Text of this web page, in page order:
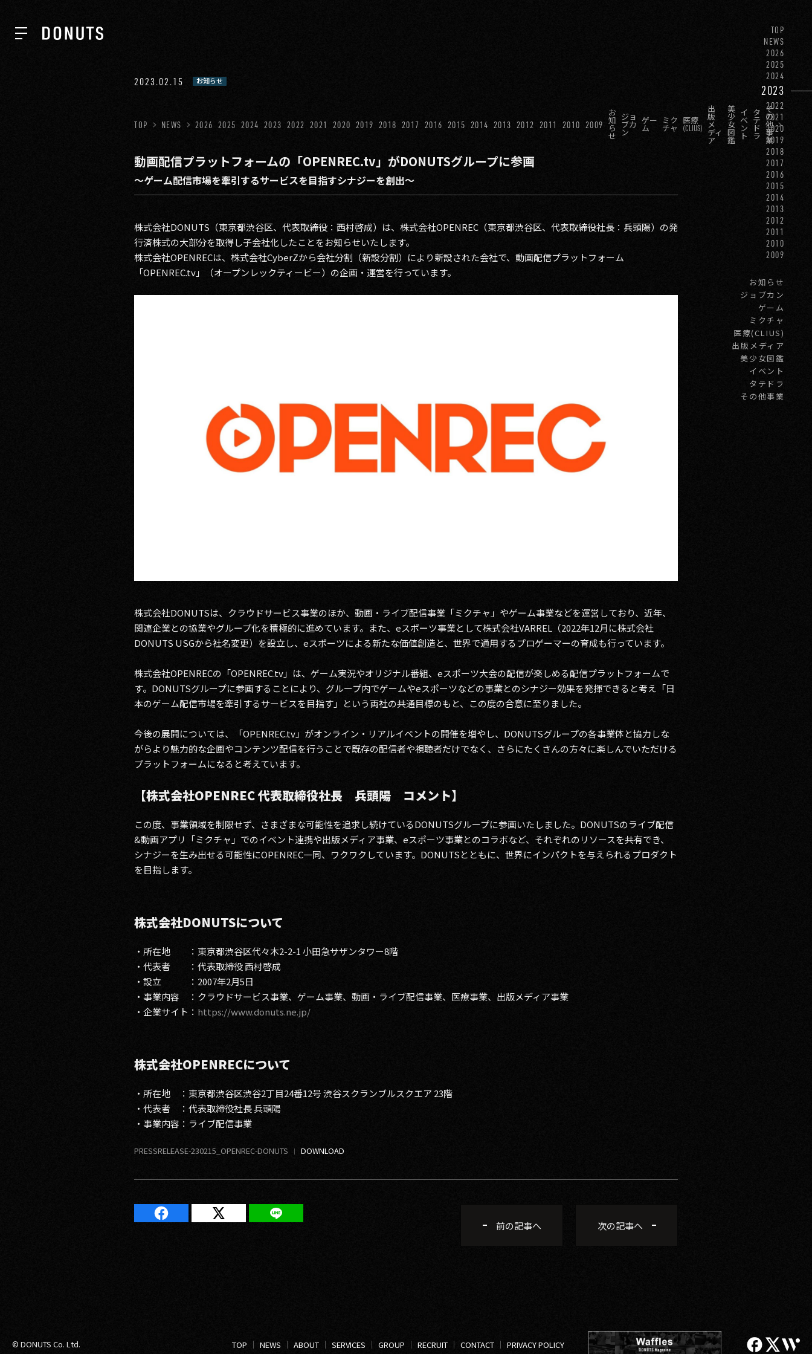
ABOUT
SERVICES
GROUP
RECRUIT
TOP
NEWS
2026
2025
2024
2023
2022
2021
2020
2019
2018
2017
2016
2015
2014
2013
2012
2011
2010
2009
お知らせ
ジョブカン
ゲーム
ミクチャ
医療(CLIUS)
出版メディア
美少女図鑑
イベント
タテドラ
その他事業
2023.02.15 お知らせ
TOP NEWS 2026 2025 2024 2023 2022 2021 2020 2019 2018 2017 2016 2015 2014 2013 2012 2011 2010 2009
お
知
ら
せ
ジョ
ブカ
ン
ゲー
ム
ミク
チャ
医療
(CLIUS)
出
版
メ
ディ
ア
美
少
女
図
鑑
イ
ベ
ン
ト
タ
テ
ド
ラ
そ
の
他
事
業
動画配信プラットフォームの「OPENREC.tv」がDONUTSグループに参画
〜ゲーム配信市場を牽引するサービスを目指すシナジーを創出〜
株式会社DONUTS（東京都渋谷区、代表取締役：西村啓成）は、株式会社OPENREC（東京都渋谷区、代表取締役社長：兵頭陽）の発
行済株式の大部分を取得し子会社化したことをお知らせいたします。
株式会社OPENRECは、株式会社CyberZから会社分割（新設分割）により新設された会社で、動画配信プラットフォーム
「OPENREC.tv」（オープンレックティービー）の企画・運営を行っています。
株式会社DONUTSは、クラウドサービス事業のほか、動画・ライブ配信事業「ミクチャ」やゲーム事業などを運営しており、近年、
関連企業との協業やグループ化を積極的に進めています。また、eスポーツ事業として株式会社VARREL（2022年12月に株式会社
DONUTS USGから社名変更）を設立し、eスポーツによる新たな価値創造と、世界で通用するプロゲーマーの育成も行っています。
株式会社OPENRECの「OPENREC.tv」は、ゲーム実況やオリジナル番組、eスポーツ大会の配信が楽しめる配信プラットフォームで
す。DONUTSグループに参画することにより、グループ内でゲームやeスポーツなどの事業とのシナジー効果を発揮できると考え「日
本のゲーム配信市場を牽引するサービスを目指す」という両社の共通目標のもと、この度の合意に至りました。
今後の展開については、「OPENREC.tv」がオンライン・リアルイベントの開催を増やし、DONUTSグループの各事業体と協力しな
がらより魅力的な企画やコンテンツ配信を行うことで既存の配信者や視聴者だけでなく、さらにたくさんの方々に楽しんでいただける
プラットフォームになると考えています。
【株式会社OPENREC 代表取締役社長 兵頭陽 コメント】
この度、事業領域を制限せず、さまざまな可能性を追求し続けているDONUTSグループに参画いたしました。DONUTSのライブ配信
&動画アプリ「ミクチャ」でのイベント連携や出版メディア事業、eスポーツ事業とのコラボなど、それぞれのリソースを共有でき、
シナジーを生み出せる可能性にOPENREC一同、ワクワクしています。DONUTSとともに、世界にインパクトを与えられるプロダクト
を目指します。
株式会社DONUTSについて
・所在地 ：東京都渋谷区代々木2-2-1 小田急サザンタワー8階
・代表者 ：代表取締役 西村啓成
・設立 ：2007年2月5日
・事業内容 ：クラウドサービス事業、ゲーム事業、動画・ライブ配信事業、医療事業、出版メディア事業
・企業サイト： https://www.donuts.ne.jp/
株式会社OPENRECについて
・所在地 ：東京都渋谷区渋谷2丁目24番12号 渋谷スクランブルスクエア 23階
・代表者 ：代表取締役社長 兵頭陽
・事業内容：ライブ配信事業
PRESSRELEASE-230215_OPENREC-DONUTS
前の記事へ 次の記事へ
© DONUTS Co. Ltd. TOP NEWS ABOUT SERVICES GROUP RECRUIT CONTACT PRIVACY POLICY